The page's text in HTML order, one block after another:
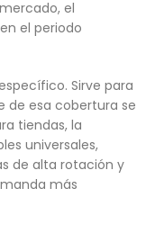
el
el periodo
Sirve para
de esa cobertura se
tiendas, la
universales,
de alta rotación y
más